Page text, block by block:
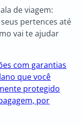
de viagem:
pertences até
vai te ajudar
com garantias
que você
protegido
por